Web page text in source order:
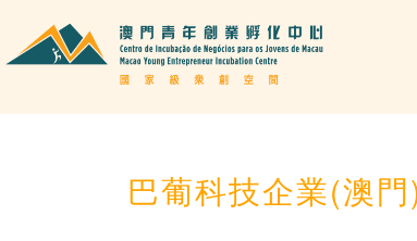
巴葡科技企業(澳